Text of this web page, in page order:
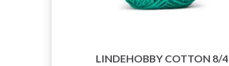
LINDEHOBBY COTTON 8/4